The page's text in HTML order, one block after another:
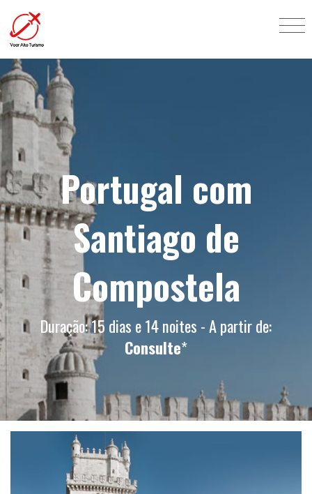
Portugal com
Santiago de
Compostela
Duração: 15 dias e 14 noites - A partir de:
Consulte*